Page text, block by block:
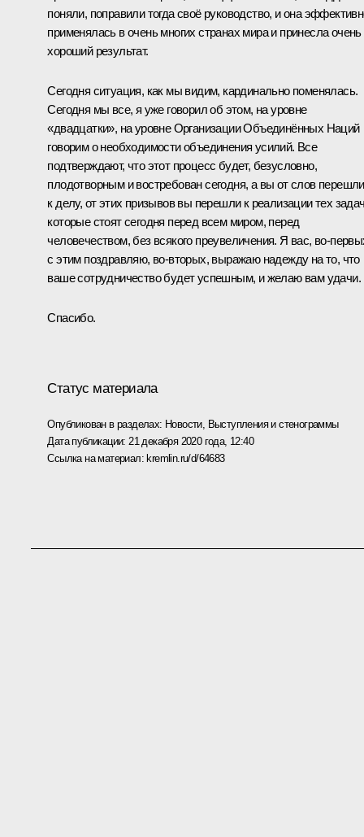
поняли, поправили тогда своё руководство, и она
применялась в очень многих странах мира и принесла очень
хороший результат.
Сегодня ситуация, как мы видим, кардинально поменялась.
Сегодня мы все, я уже говорил об этом, на уровне
«двадцатки», на уровне Организации Объединённых Наций
говорим о необходимости объединения усилий. Все
подтверждают, что этот процесс будет, безусловно,
плодотворным и востребован сегодня, а вы от слов перешли
к делу, от этих призывов вы перешли к реализации тех
которые стоят сегодня перед всем миром, перед
человечеством, без всякого преувеличения. Я вас, во-
с этим поздравляю, во-вторых, выражаю надежду на то, что
ваше сотрудничество будет успешным, и желаю вам удачи.
Спасибо.
Статус материала
Опубликован в разделах: Новости, Выступления и стенограммы
Дата публикации: 21 декабря 2020 года, 12:40
Ссылка на материал: kremlin.ru/d/64683